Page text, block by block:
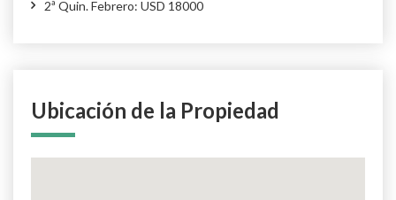
2ª Quin. Febrero: USD 18000
Ubicación de la Propiedad